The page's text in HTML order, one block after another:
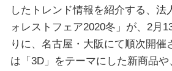
したトレンド情報を紹介する、法
ォレストフェア2020冬」が、2月
りに、名古屋・大阪にて順次開催
は「3D」をテーマにした新商品